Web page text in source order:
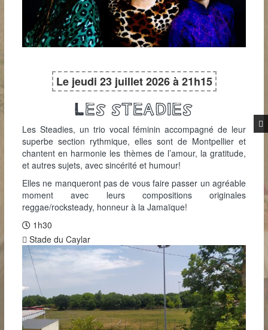
Le jeudi 23 juillet 2026 à 21h15
Les steadies
Les Steadies, un trio vocal féminin accompagné de leur
superbe section rythmique, elles sont de Montpellier et
chantent en harmonie les thèmes de l’amour, la gratitude,
et autres sujets, avec sincérité et humour!
Elles ne manqueront pas de vous faire passer un agréable
moment avec leurs compositions originales
reggae/rocksteady, honneur à la Jamaïque!
1h30
Stade du Caylar